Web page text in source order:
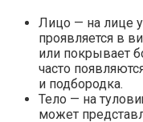
Лицо — на лице у
проявляется в
или покрывает
часто
и подбородка.
Тело — на
может